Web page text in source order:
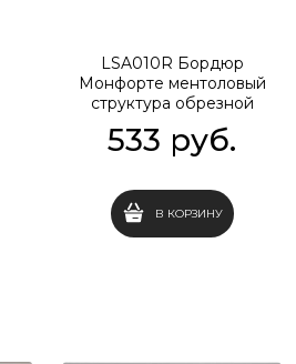
LSA010R Бордюр
Монфорте ментоловый
структура обрезной
533 руб.
В КОРЗИНУ